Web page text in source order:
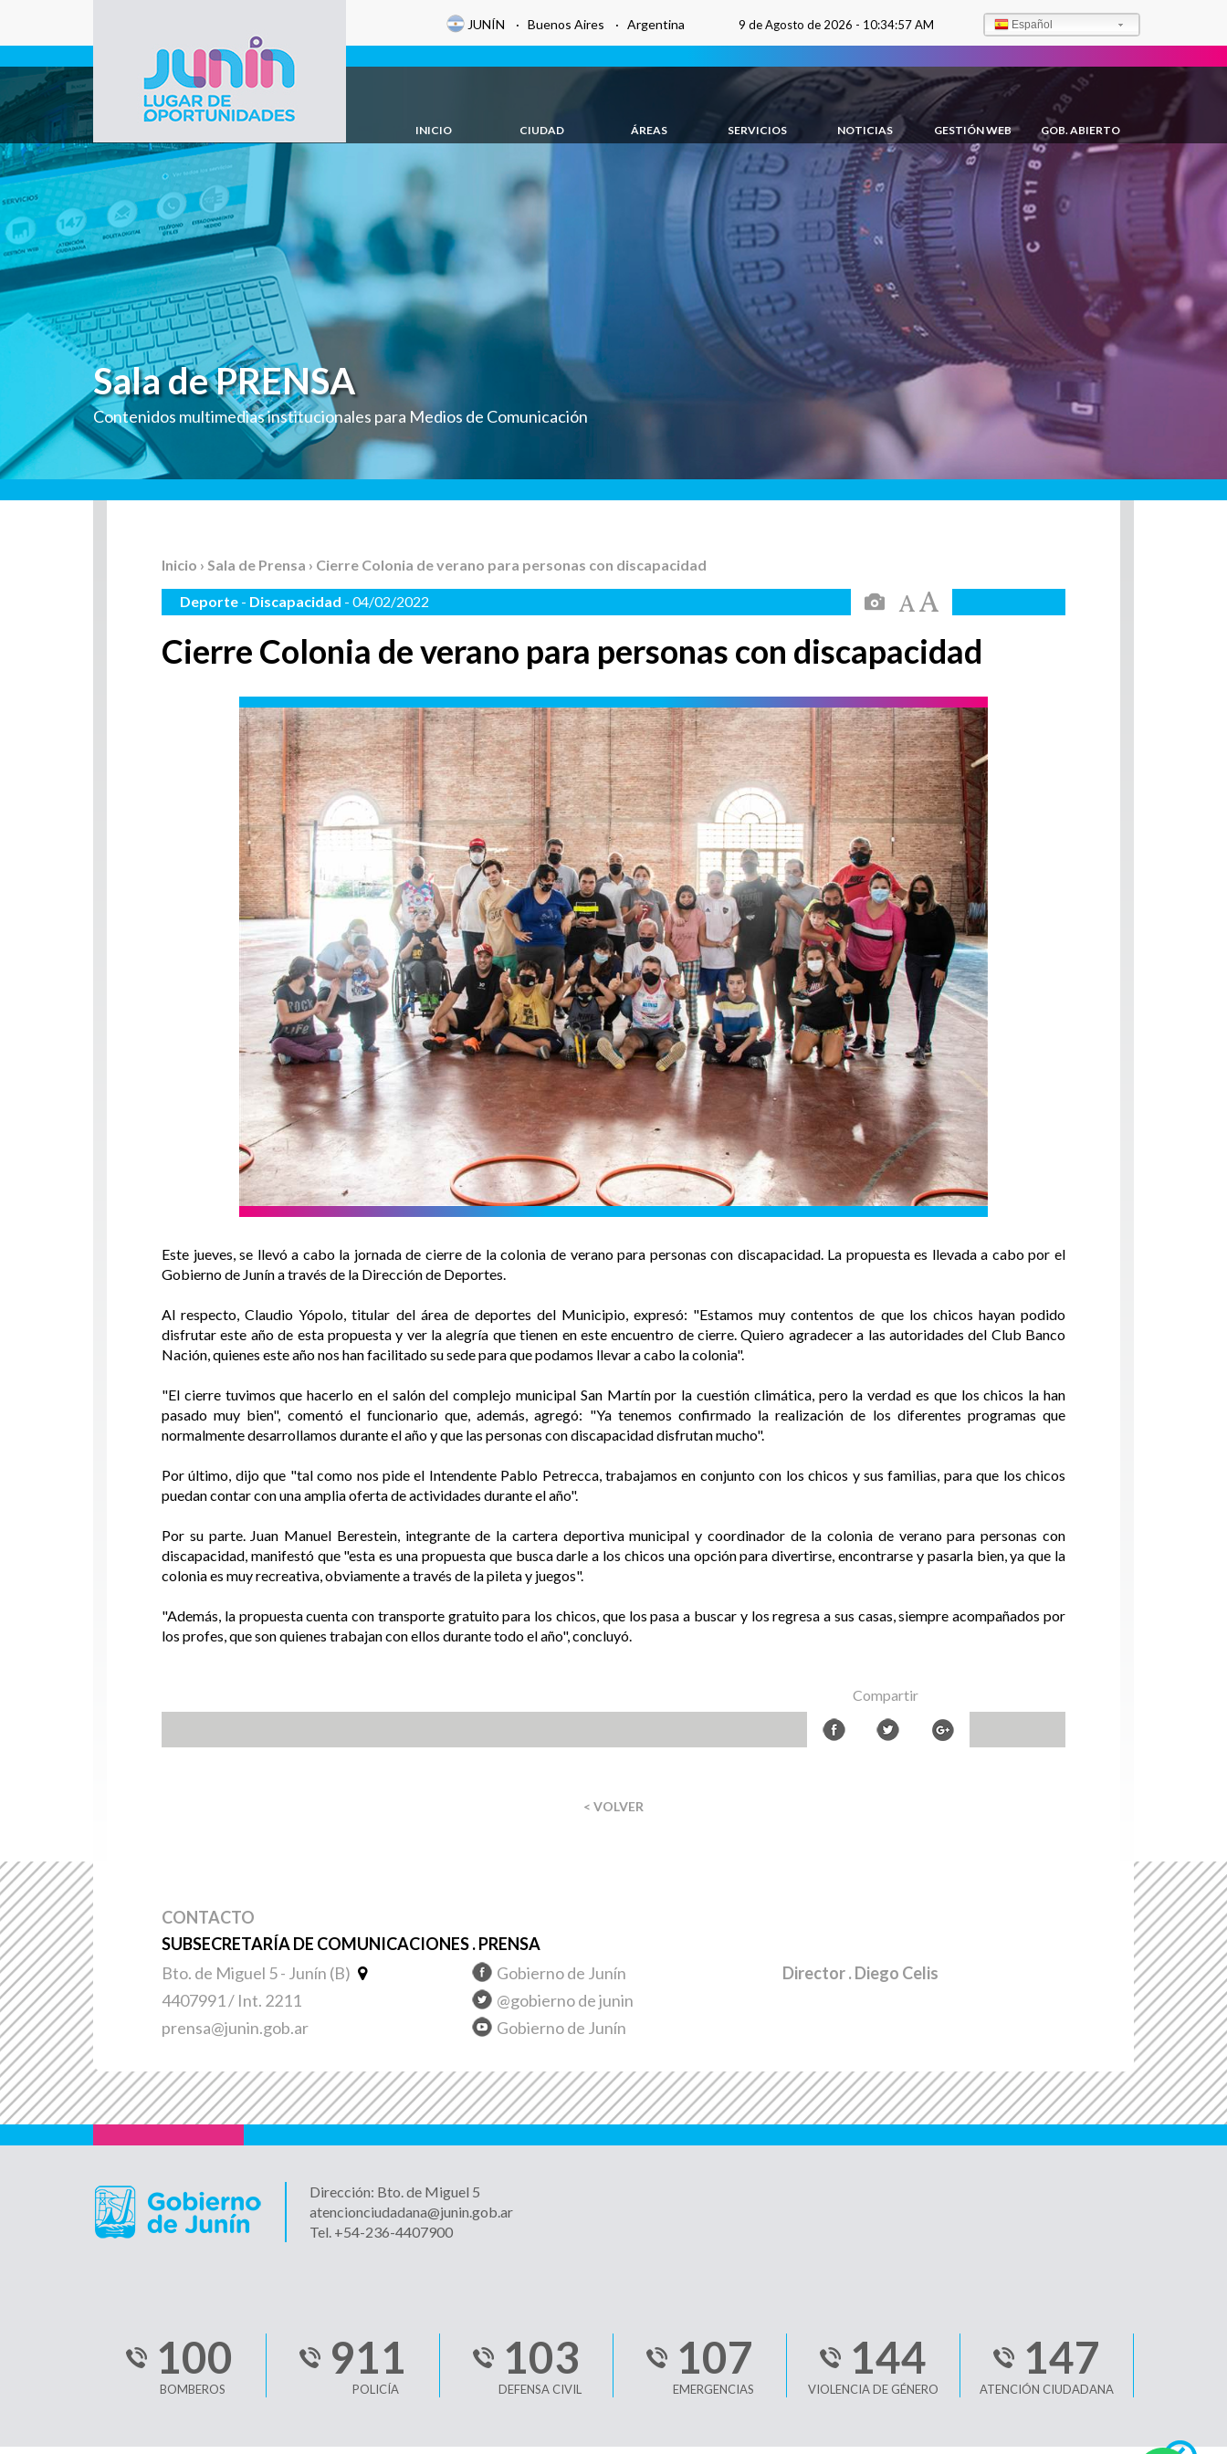
Gobierno de
Junín
JUNÍN · Buenos Aires · Argentina 9 de Agosto de 2026 - 10:34:58 AM Español
INICIO CIUDAD ÁREAS SERVICIOS NOTICIAS GESTIÓN WEB GOB. ABIERTO
Sala de PRENSA
Contenidos multimedias institucionales para Medios de Comunicación
Inicio › Sala de Prensa › Cierre Colonia de verano para personas con discapacidad
Deporte - Discapacidad - 04/02/2022
Cierre Colonia de verano para personas con discapacidad
Este jueves, se llevó a cabo la jornada de cierre de la colonia de verano para personas con discapacidad. La propuesta es llevada a cabo por el
Gobierno de Junín a través de la Dirección de Deportes.
Al respecto, Claudio Yópolo, titular del área de deportes del Municipio, expresó: "Estamos muy contentos de que los chicos hayan podido
disfrutar este año de esta propuesta y ver la alegría que tienen en este encuentro de cierre. Quiero agradecer a las autoridades del Club Banco
Nación, quienes este año nos han facilitado su sede para que podamos llevar a cabo la colonia".
"El cierre tuvimos que hacerlo en el salón del complejo municipal San Martín por la cuestión climática, pero la verdad es que los chicos la han
pasado muy bien", comentó el funcionario que, además, agregó: "Ya tenemos confirmado la realización de los diferentes programas que
normalmente desarrollamos durante el año y que las personas con discapacidad disfrutan mucho".
Por último, dijo que "tal como nos pide el Intendente Pablo Petrecca, trabajamos en conjunto con los chicos y sus familias, para que los chicos
puedan contar con una amplia oferta de actividades durante el año".
Por su parte. Juan Manuel Berestein, integrante de la cartera deportiva municipal y coordinador de la colonia de verano para personas con
discapacidad, manifestó que "esta es una propuesta que busca darle a los chicos una opción para divertirse, encontrarse y pasarla bien, ya que la
colonia es muy recreativa, obviamente a través de la pileta y juegos".
"Además, la propuesta cuenta con transporte gratuito para los chicos, que los pasa a buscar y los regresa a sus casas, siempre acompañados por
los profes, que son quienes trabajan con ellos durante todo el año", concluyó.
Compartir
< VOLVER
CONTACTO
SUBSECRETARÍA DE COMUNICACIONES . PRENSA
Bto. de Miguel 5 - Junín (B)
4407991 / Int. 2211
prensa@junin.gob.ar
Gobierno de Junín
@gobierno de junin
Gobierno de Junín
Director. Diego Celis
Dirección: Bto. de Miguel 5
atencionciudadana@junin.gob.ar
Tel. +54-236-4407900
100
BOMBEROS
911
POLICÍA
103
DEFENSA CIVIL
107
EMERGENCIAS
144
VIOLENCIA DE GÉNERO
147
ATENCIÓN CIUDADANA